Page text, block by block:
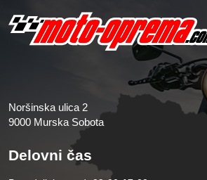
Noršinska ulica 2
9000 Murska Sobota
Delovni čas